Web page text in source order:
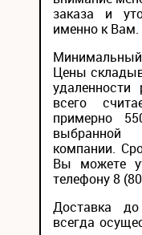
заказа и
именно к Вам.
Минимальный
Цены
всего
примерно
компании.
Вы можете
телефону 8
Доставка
всегда